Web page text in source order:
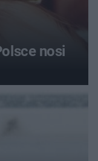
nosi